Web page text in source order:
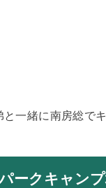
一緒に南房総で
ークキャンプ